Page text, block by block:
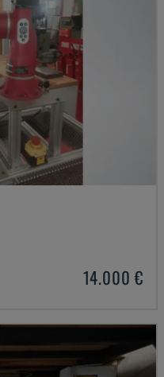
14.000 €